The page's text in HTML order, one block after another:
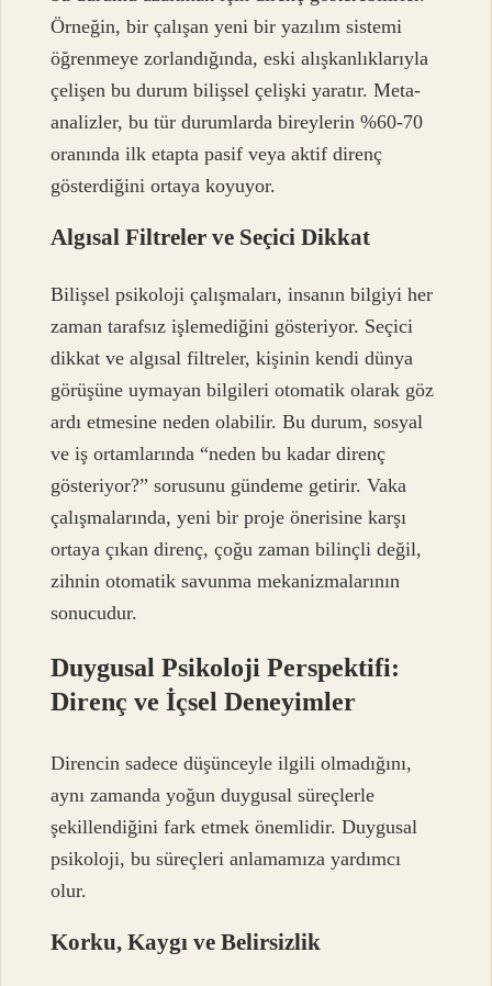
Örneğin, bir çalışan yeni bir yazılım sistemi
öğrenmeye zorlandığında, eski alışkanlıklarıyla
çelişen bu durum bilişsel çelişki yaratır. Meta-
analizler, bu tür durumlarda bireylerin %60-70
oranında ilk etapta pasif veya aktif direnç
gösterdiğini ortaya koyuyor.
Algısal Filtreler ve Seçici Dikkat
Bilişsel psikoloji çalışmaları, insanın bilgiyi her
zaman tarafsız işlemediğini gösteriyor. Seçici
dikkat ve algısal filtreler, kişinin kendi dünya
görüşüne uymayan bilgileri otomatik olarak göz
ardı etmesine neden olabilir. Bu durum, sosyal
ve iş ortamlarında “neden bu kadar direnç
gösteriyor?” sorusunu gündeme getirir. Vaka
çalışmalarında, yeni bir proje önerisine karşı
ortaya çıkan direnç, çoğu zaman bilinçli değil,
zihnin otomatik savunma mekanizmalarının
sonucudur.
Duygusal Psikoloji Perspektifi:
Direnç ve İçsel Deneyimler
Direncin sadece düşünceyle ilgili olmadığını,
aynı zamanda yoğun duygusal süreçlerle
şekillendiğini fark etmek önemlidir. Duygusal
psikoloji, bu süreçleri anlamamıza yardımcı
olur.
Korku, Kaygı ve Belirsizlik